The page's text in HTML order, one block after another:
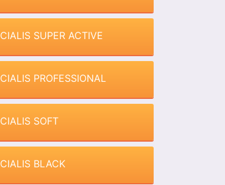
CIALIS SUPER ACTIVE
CIALIS PROFESSIONAL
CIALIS SOFT
CIALIS BLACK